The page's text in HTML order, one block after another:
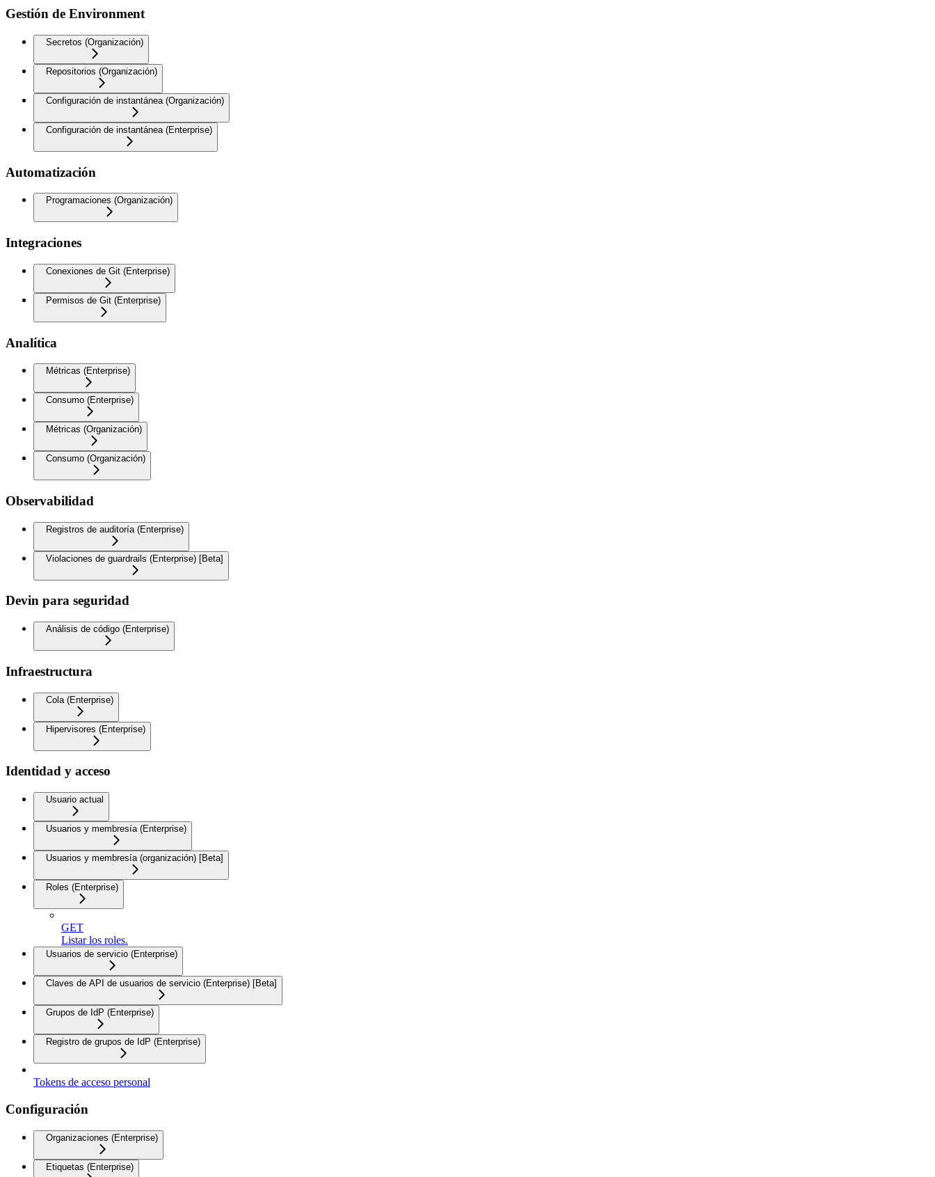
Gestión de Environment
Secretos (Organización)
Repositorios (Organización)
Configuración de instantánea (Organización)
Configuración de instantánea (Enterprise)
Automatización
Programaciones (Organización)
Integraciones
Conexiones de Git (Enterprise)
Permisos de Git (Enterprise)
Analítica
Métricas (Enterprise)
Consumo (Enterprise)
Métricas (Organización)
Consumo (Organización)
Observabilidad
Registros de auditoría (Enterprise)
Violaciones de guardrails (Enterprise) [Beta]
Devin para seguridad
Análisis de código (Enterprise)
Infraestructura
Cola (Enterprise)
Hipervisores (Enterprise)
Identidad y acceso
Usuario actual
Usuarios y membresía (Enterprise)
Usuarios y membresía (organización) [Beta]
Roles (Enterprise)
GET
Listar los roles.
Usuarios de servicio (Enterprise)
Claves de API de usuarios de servicio (Enterprise) [Beta]
Grupos de IdP (Enterprise)
Registro de grupos de IdP (Enterprise)
Tokens de acceso personal
Configuración
Organizaciones (Enterprise)
Etiquetas (Enterprise)